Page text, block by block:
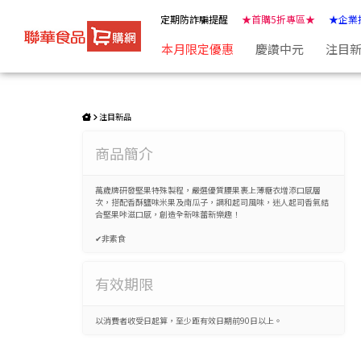
定期防詐騙提醒 ★首購5折專區★ ★企業
本月限定優惠 慶讚中元 注目
注目新品
商品簡介
萬歲牌研發堅果特殊製程，嚴選優質腰果裹上薄糖衣增添口感層
次，搭配香酥鹽味米果及南瓜子，調和起司風味，迷人起司香氣結
合堅果咔滋口感，創造全新味蕾新樂趣！
✔非素食
有效期限
以消費者收受日起算，至少距有效日期前90日以上。